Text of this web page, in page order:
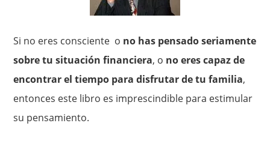
Si no eres consciente o no has pensado seriamente
sobre tu situación financiera, o no eres capaz de
encontrar el tiempo para disfrutar de tu familia,
entonces este libro es imprescindible para estimular
su pensamiento.